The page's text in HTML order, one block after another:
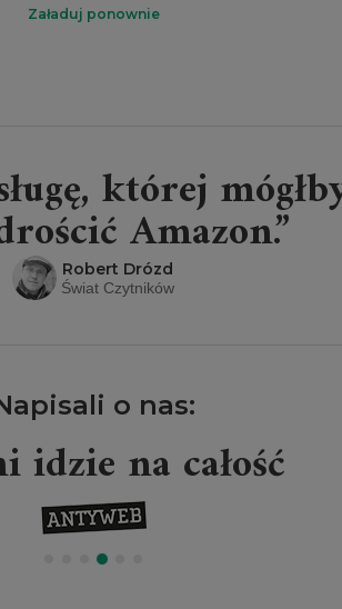
Załaduj ponownie
której
Amazon.”
Robert Drózd
Świat Czytników
o nas:
idzie na całość